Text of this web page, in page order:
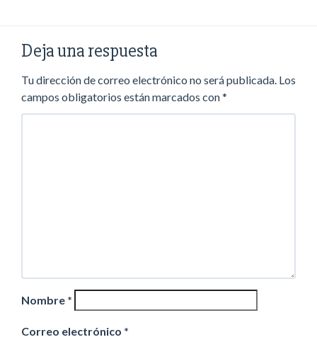
Deja una respuesta
Tu dirección de correo electrónico no será publicada. Los
campos obligatorios están marcados con*
Nombre *
Correo electrónico *